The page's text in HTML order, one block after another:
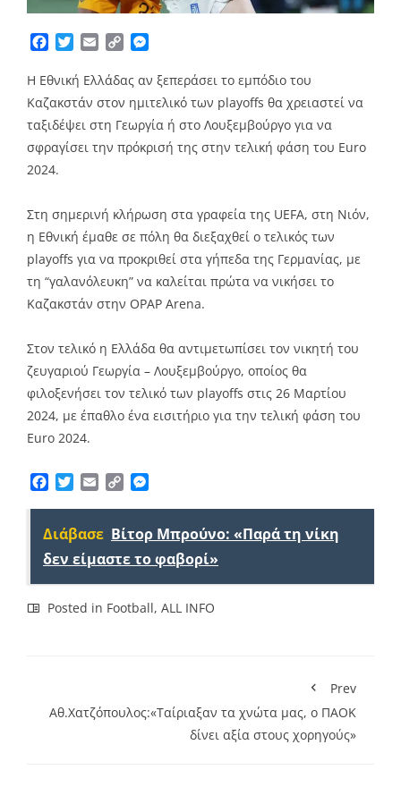
Facebook
TwitterEmailCopy
Η Εθνική Ελλάδας αν ξεπεράσει το εμπόδιο του
Καζακστάν στον ημιτελικό των playoffs θα χρειαστεί να
ταξιδέψει στη Γεωργία ή στο Λουξεμβούργο για να
σφραγίσει την πρόκρισή της στην τελική φάση του Euro
2024.
Στη σημερινή κλήρωση στα γραφεία της UEFA, στη Νιόν,
η Εθνική έμαθε σε πόλη θα διεξαχθεί ο τελικός των
playoffs για να προκριθεί στα γήπεδα της Γερμανίας, με
τη “γαλανόλευκη” να καλείται πρώτα να νικήσει το
Καζακστάν στην OPAP Arena.
Στον τελικό η Ελλάδα θα αντιμετωπίσει τον νικητή του
ζευγαριού Γεωργία – Λουξεμβούργο, οποίος θα
φιλοξενήσει τον τελικό των playoffs στις 26 Μαρτίου
2024, με έπαθλο ένα εισιτήριο για την τελική φάση του
Euro 2024.
Facebook
TwitterEmailCopy
Διάβασε Βίτορ Μπρούνο: «Παρά τη νίκη
δεν είμαστε το φαβορί»
Posted in Football, ALL INFO
Prev
Αθ.Χατζόπουλος:«Ταίριαξαν τα χνώτα μας, ο ΠΑΟΚ
δίνει αξία στους χορηγούς»